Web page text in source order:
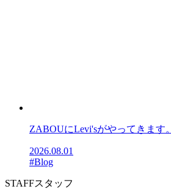
ZABOUにLevi'sがやってきます。
2026.08.01
#Blog
STAFFスタッフ